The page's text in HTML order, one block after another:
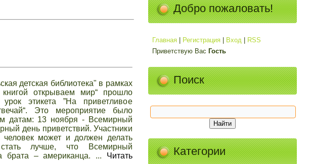
детская библиотека" в рамках
открываем мир“ прошло
этикета ”На приветливое
Это мероприятие было
датам: 13 ноября - Всемирный
день приветствий. Участники
может и должен делать
лучше, что Всемирный
брата – американца. ... Читать
Добро пожаловать!
Главная| Регистрация| Вход|
RSS
Приветствую Вас Гость
Поиск
Категории